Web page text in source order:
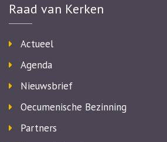
Raad van Kerken
Actueel
Agenda
Nieuwsbrief
Oecumenische Bezinning
Partners